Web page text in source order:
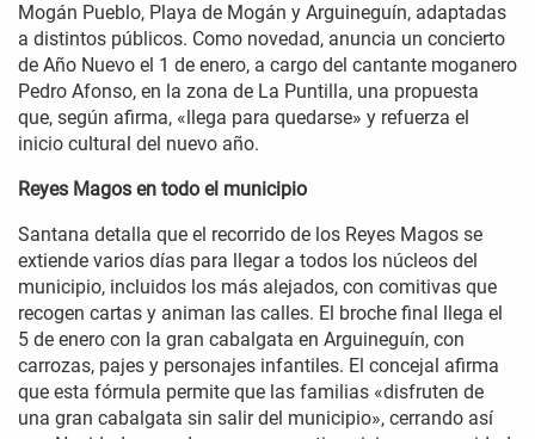
Mogán Pueblo, Playa de Mogán y Arguineguín, adaptadas
a distintos públicos. Como novedad, anuncia un concierto
de Año Nuevo el 1 de enero, a cargo del cantante moganero
Pedro Afonso, en la zona de La Puntilla, una propuesta
que, según afirma, «llega para quedarse» y refuerza el
inicio cultural del nuevo año.
Reyes Magos en todo el municipio
Santana detalla que el recorrido de los Reyes Magos se
extiende varios días para llegar a todos los núcleos del
municipio, incluidos los más alejados, con comitivas que
recogen cartas y animan las calles. El broche final llega el
5 de enero con la gran cabalgata en Arguineguín, con
carrozas, pajes y personajes infantiles. El concejal afirma
que esta fórmula permite que las familias «disfruten de
una gran cabalgata sin salir del municipio», cerrando así